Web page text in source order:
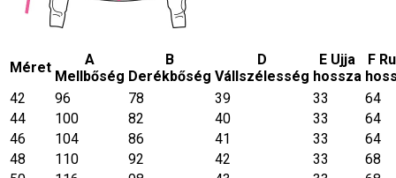
Méret
A
Mellbőség
B
Derékbőség
D
Vállszélesség
E Ujja
hossza
F
42
96 78 39 33
64
44
100 82 40 33
64
46
104 86 41 33
64
48
110 92 42 33
68